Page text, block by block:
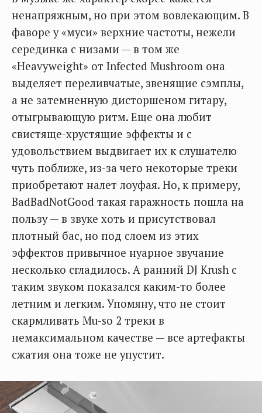
ненапряжным, но при этом вовлекающим. В
фаворе у «муси» верхние частоты, нежели
серединка с низами — в том же
«Heavyweight» от Infected Mushroom она
выделяет переливчатые, звенящие сэмплы,
а не затемненную дисторшеном гитару,
отыгрывающую ритм. Еще она любит
свистяще-хрустящие эффекты и с
удовольствием выдвигает их к слушателю
чуть поближе, из-за чего некоторые треки
приобретают налет лоуфая. Но, к примеру,
BadBadNotGood такая гаражность пошла на
пользу — в звуке хоть и присутствовал
плотный бас, но под слоем из этих
эффектов привычное нуарное звучание
несколько сгладилось. А ранний DJ Krush с
таким звуком показался каким-то более
летним и легким. Упомяну, что не стоит
скармливать Mu-so 2 треки в
немаксимальном качестве — все артефакты
сжатия она тоже не упустит.